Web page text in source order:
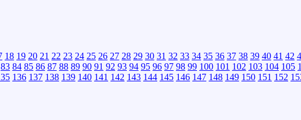
18 19 20 21 22 23 24 25 26 27 28 29 30 31 32 33 34 35 36 37 38 39 40 41 42
83 84 85 86 87 88 89 90 91 92 93 94 95 96 97 98 99 100 101 102 103 104 105
136 137 138 139 140 141 142 143 144 145 146 147 148 149 150 151 152